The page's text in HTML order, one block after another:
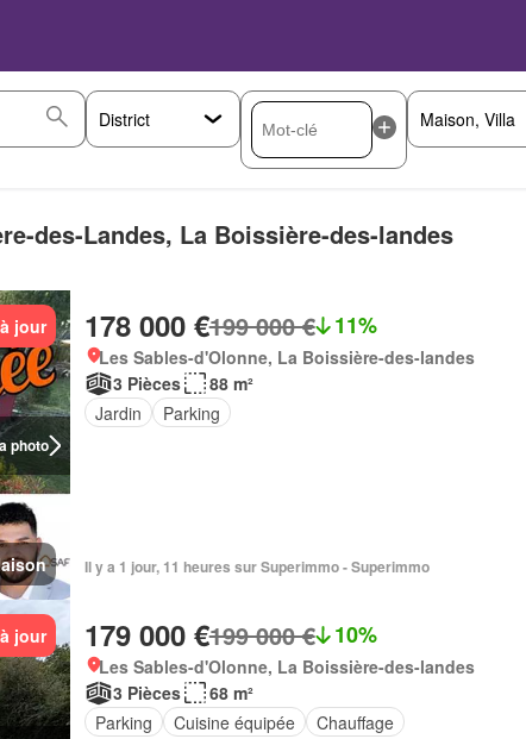
des-Landes, La Boissière-des-landes
photo
jour 178 000 €199 000 € 11%
Les Sables-d'Olonne, La Boissière-des-landes
3 Pièces
88 m²
Jardin
Parking
Il y a 1 jour, 11 heures sur Superimmo - Superimmo
jour 179 000 €199 000 € 10%
Les Sables-d'Olonne, La Boissière-des-landes
3 Pièces
68 m²
Parking
Cuisine équipée Chauffage